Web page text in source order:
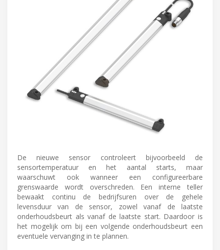
De nieuwe sensor controleert bijvoorbeeld de
sensortemperatuur en het aantal starts, maar
waarschuwt ook wanneer een configureerbare
grenswaarde wordt overschreden. Een interne teller
bewaakt continu de bedrijfsuren over de gehele
levensduur van de sensor, zowel vanaf de laatste
onderhoudsbeurt als vanaf de laatste start. Daardoor is
het mogelijk om bij een volgende onderhoudsbeurt een
eventuele vervanging in te plannen.